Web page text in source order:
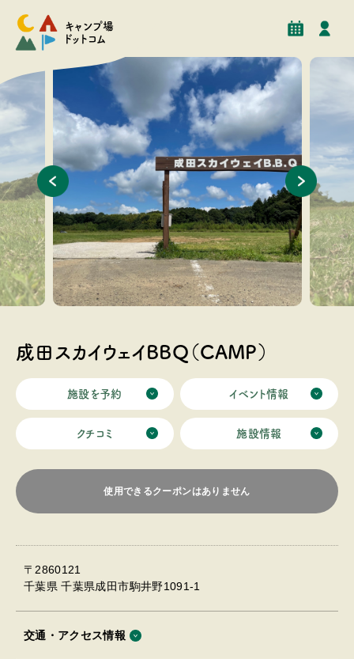
キャンプ場
ドットコム
予約 施設情報
成田スカイウェイBBQ（CAMP）
施設を予約 イベント情報
クチコミ 施設情報
使用できるクーポンはありません
〒2860121
千葉県 千葉県成田市駒井野1091-1
交通・アクセス情報